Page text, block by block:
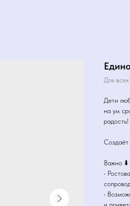
Для всех
Дети
на ум
радость!
Важно ⬇️
•
•